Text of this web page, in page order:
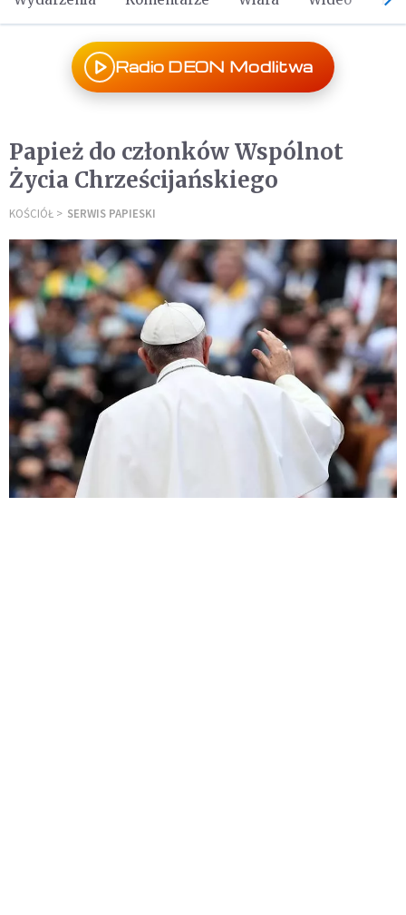
Radio DEON Modlitwa
Papież do członków Wspólnot
Życia Chrześcijańskiego
KOŚCIÓŁ SERWIS PAPIESKI